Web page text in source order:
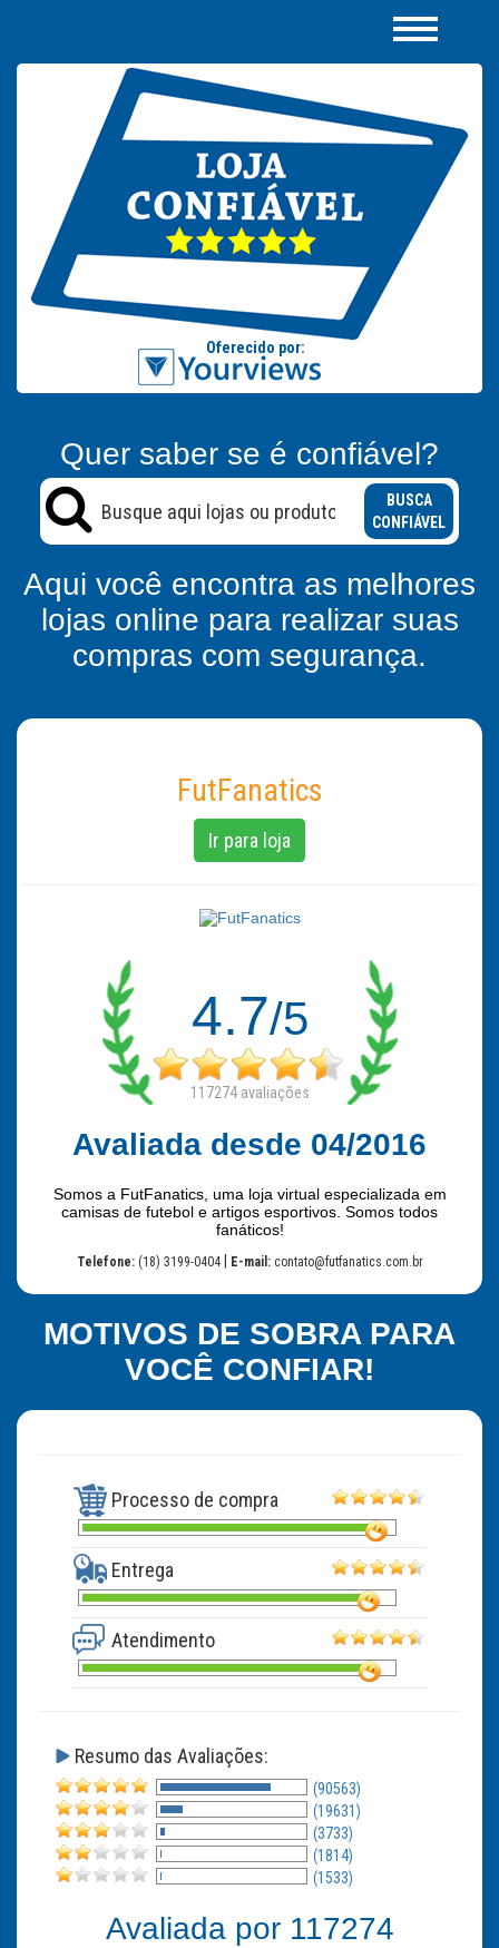
Quer saber se é confiável?
BUSCA
CONFIÁVEL
Aqui você encontra as melhores
lojas online para realizar suas
compras com segurança.
FutFanatics
Ir para loja
4.7/5
117274avaliações
Avaliada desde 04/2016
Somos a FutFanatics, uma loja virtual especializada em
camisas de futebol e artigos esportivos. Somos todos
fanáticos!
Telefone: (18) 3199-0404| E-mail:contato@futfanatics.com.br
MOTIVOS DE SOBRA PARA
VOCÊ CONFIAR!
Processo de compra
Entrega
Atendimento
Resumo das Avaliações:
(90563)
(19631)
(3733)
(1814)
(1533)
Avaliada por 117274